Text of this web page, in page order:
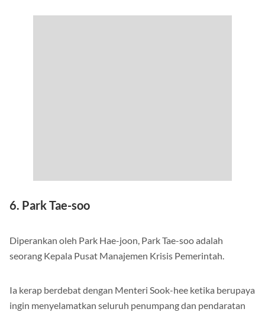
6. Park Tae-soo
Diperankan oleh Park Hae-joon, Park Tae-soo adalah
seorang Kepala Pusat Manajemen Krisis Pemerintah.
Ia kerap berdebat dengan Menteri Sook-hee ketika berupaya
ingin menyelamatkan seluruh penumpang dan pendaratan